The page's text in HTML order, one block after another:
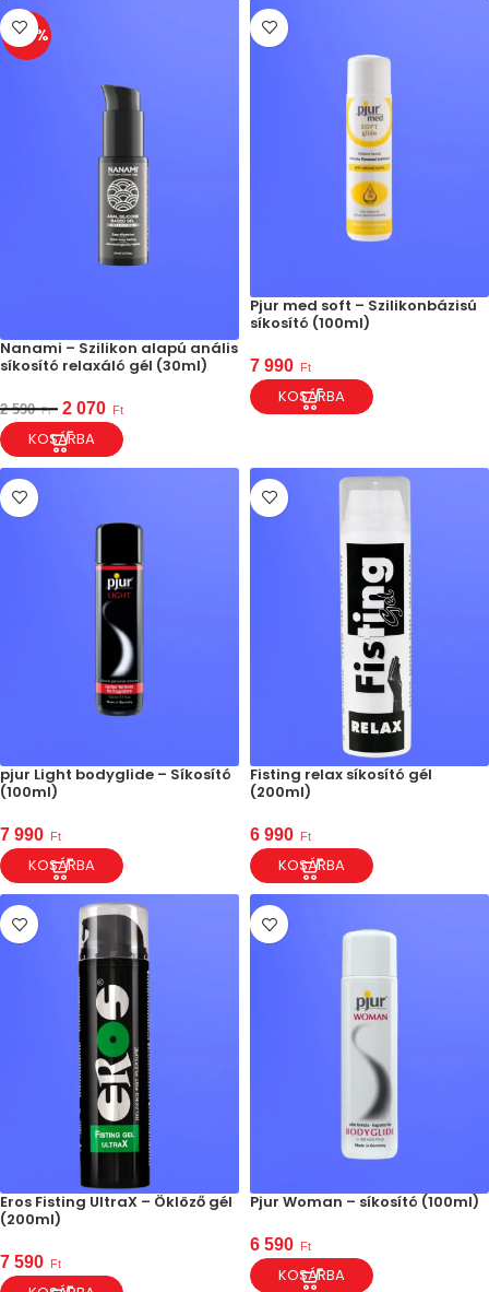
-20%
Nanami – Szilikon alapú anális
síkosító relaxáló gél (30ml)
2 590 Ft 2 070 Ft
KOSÁRBA
Pjur med soft – Szilikonbázisú
síkosító (100ml)
7 990 Ft
KOSÁRBA
pjur Light bodyglide – Síkosító
(100ml)
7 990 Ft
KOSÁRBA
Fisting relax síkosító gél
(200ml)
6 990 Ft
KOSÁRBA
Eros Fisting UltraX – Öklöző gél
(200ml)
7 590 Ft
Pjur Woman – síkosító (100ml)
6 590 Ft
KOSÁRBA